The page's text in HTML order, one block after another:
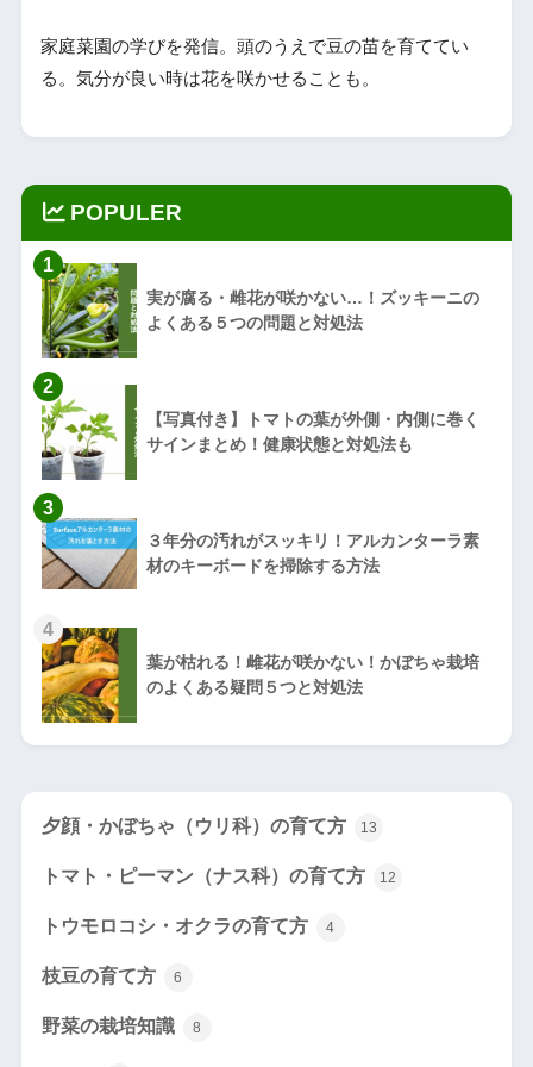
家庭菜園の学びを発信。頭のうえで豆の苗を育ててい
る。気分が良い時は花を咲かせることも。
POPULER
1
実が腐る・雌花が咲かない…！ズッキーニの
よくある５つの問題と対処法
2
【写真付き】トマトの葉が外側・内側に巻く
サインまとめ！健康状態と対処法も
3
３年分の汚れがスッキリ！アルカンターラ素
材のキーボードを掃除する方法
4
葉が枯れる！雌花が咲かない！かぼちゃ栽培
のよくある疑問５つと対処法
夕顔・かぼちゃ（ウリ科）の育て方 13
トマト・ピーマン（ナス科）の育て方 12
トウモロコシ・オクラの育て方 4
枝豆の育て方 6
野菜の栽培知識 8